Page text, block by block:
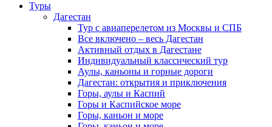
Туры
Дагестан
Тур с авиаперелетом из Москвы и СПБ
Все включено – весь Дагестан
Активный отдых в Дагестане
Индивидуальный классический тур
Аулы, каньоны и горные дороги
Дагестан: открытия и приключения
Горы, аулы и Каспий
Горы и Каспийское море
Горы, каньон и море